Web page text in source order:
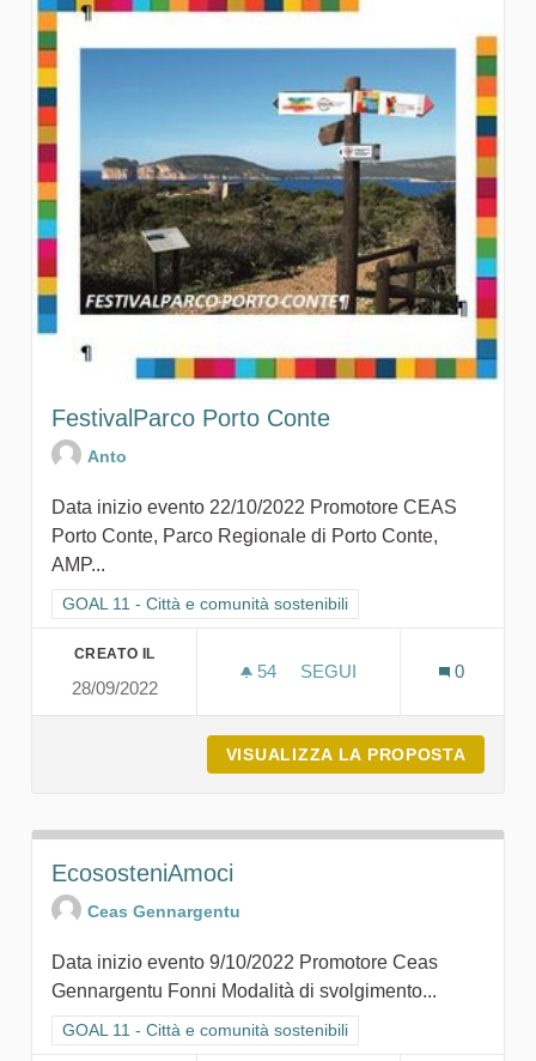
FestivalParco Porto Conte
Anto
Data inizio evento 22/10/2022 Promotore CEAS
Porto Conte, Parco Regionale di Porto Conte,
AMP...
Filtra i risultati per categoria: GOAL 11 - Città e comunità
GOAL 11 - Città e comunità sostenibili
CREATO IL
28/09/2022
54 54 SOSTENITORI
SEGUI
0
VISUALIZZA LA PROPOSTA
EcososteniAmoci
Ceas Gennargentu
Data inizio evento 9/10/2022 Promotore Ceas
Gennargentu Fonni Modalità di svolgimento...
Filtra i risultati per categoria: GOAL 11 - Città e comunità
GOAL 11 - Città e comunità sostenibili